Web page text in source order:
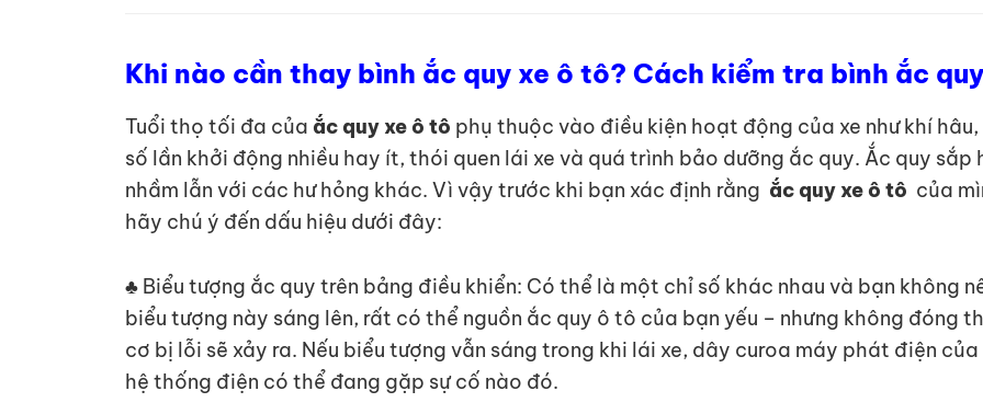
Khi nào cần thay bình ắc quy xe ô tô? Cách kiểm tra bình ắc quy
Tuổi thọ tối đa của ắc quy xe ô tô phụ thuộc vào điều kiện hoạt động của xe như khí
số lần khởi động nhiều hay ít, thói quen lái xe và quá trình bảo dưỡng ắc quy. Ắc quy
nhầm lẫn với các hư hỏng khác. Vì vậy trước khi bạn xác định rằng ắc quy xe ô tô của
hãy chú ý đến dấu hiệu dưới đây:
♣ Biểu tượng ắc quy trên bảng điều khiển: Có thể là một chỉ số khác nhau và bạn không
biểu tượng này sáng lên, rất có thể nguồn ắc quy ô tô của bạn yếu – nhưng không đóng
cơ bị lỗi sẽ xảy ra. Nếu biểu tượng vẫn sáng trong khi lái xe, dây curoa máy phát điện
hệ thống điện có thể đang gặp sự cố nào đó.